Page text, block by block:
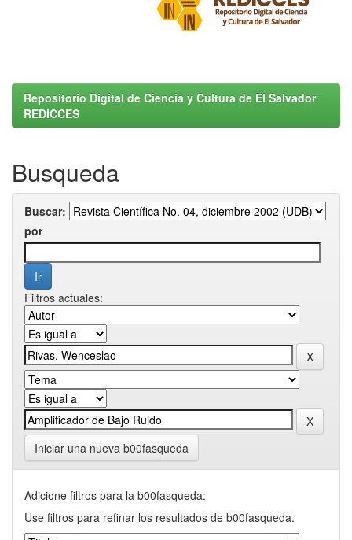
Repositorio Digital de Ciencia y Cultura de El Salvador
REDICCES
Busqueda
Buscar:
por
Filtros actuales:
Iniciar una nueva b00fasqueda
Adicione filtros para la b00fasqueda:
Use filtros para refinar los resultados de b00fasqueda.